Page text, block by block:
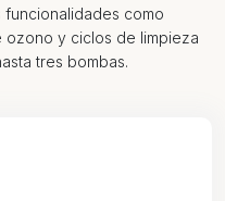
funcionalidades como
y ciclos de limpieza
tres bombas.